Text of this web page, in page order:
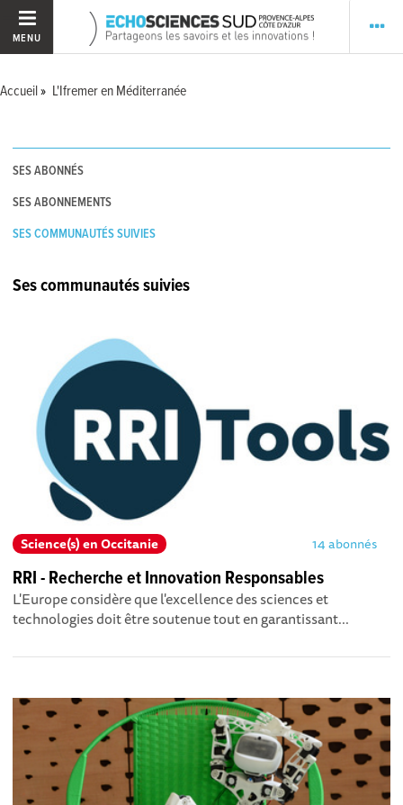
MENU
Accueil L'Ifremer en Méditerranée
SES ABONNÉS
SES ABONNEMENTS
SES COMMUNAUTÉS SUIVIES
Ses communautés suivies
Science(s) en Occitanie 14 abonnés
RRI - Recherche et Innovation Responsables
L'Europe considère que l'excellence des sciences et
technologies doit être soutenue tout en garantissant...